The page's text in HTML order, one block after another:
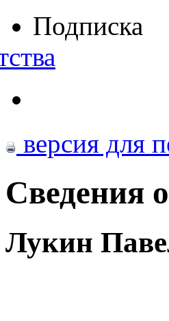
Подписка
версия для
Сведения
Лукин